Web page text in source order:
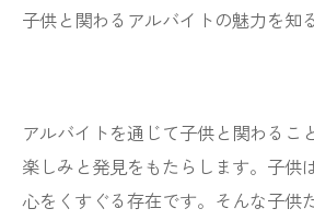
子供と関わるアルバイトの魅力を知る
アルバイトを通じて子供と関わるこ
楽しみと発見をもたらします。子供
心をくすぐる存在です。そんな子供